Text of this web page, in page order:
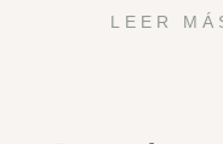
LEER